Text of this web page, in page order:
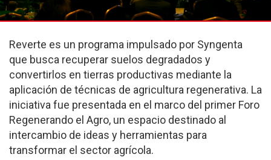
Reverte es un programa impulsado por Syngenta
que busca recuperar suelos degradados y
convertirlos en tierras productivas mediante la
aplicación de técnicas de agricultura regenerativa. La
iniciativa fue presentada en el marco del primer Foro
Regenerando el Agro, un espacio destinado al
intercambio de ideas y herramientas para
transformar el sector agrícola.